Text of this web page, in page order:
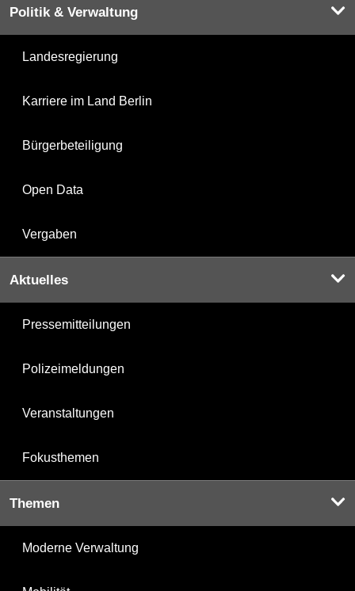
Politik & Verwaltung
Landesregierung
Karriere im Land Berlin
Bürgerbeteiligung
Open Data
Vergaben
Aktuelles
Pressemitteilungen
Polizeimeldungen
Veranstaltungen
Fokusthemen
Themen
Moderne Verwaltung